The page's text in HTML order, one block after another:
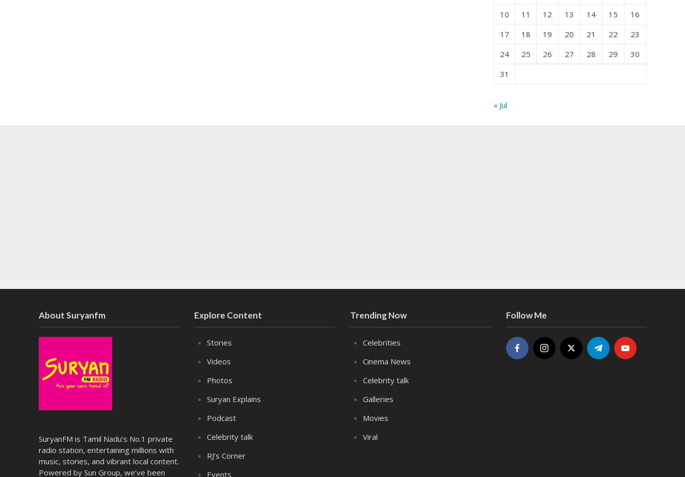
10
11 12 13 14 15
16
17
18 19 20 21 22
23
24
25 26 27 28 29
30
31
« Jul
About Suryanfm
SuryanFM is Tamil Nadu’s No.1 private
radio station, entertaining millions with
music, stories, and vibrant local content.
Powered by Sun Group, we’ve been
Explore Content
Stories
Videos
Photos
Suryan Explains
Podcast
Celebrity talk
RJ’s Corner
Events
Trending Now
Celebrities
Cinema News
Celebrity talk
Galleries
Movies
Viral
Follow Me